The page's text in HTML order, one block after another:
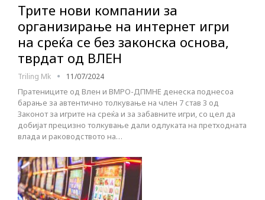
Трите нови компании за
организирање на интернет игри
на среќа се без законска основа,
тврдат од ВЛЕН
Triling Mk 11/07/2024
Пратениците од Влен и ВМРО-ДПМНЕ денеска поднесоа
барање за автентично толкување на член 7 став 3 од
Законот за игрите на среќа и за забавните игри, со цел да
добијат прецизно толкување дали одлуката на претходната
влада и раководството на…